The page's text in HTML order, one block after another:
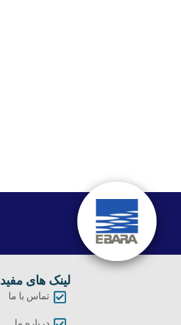
لینک های مفید
تماس با ما